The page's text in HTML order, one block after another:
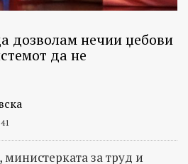
дозволам нечии џебови
да не
за труд и